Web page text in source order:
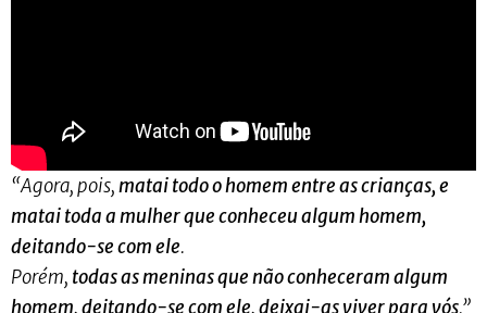
“Agora, pois,matai todo o homem entre as crianças, e
matai toda a mulher que conheceu algum homem,
deitando-se com ele.
Porém, todas as meninas que não conheceram algum
homem, deitando-se com ele, deixai-as viver para vós.”